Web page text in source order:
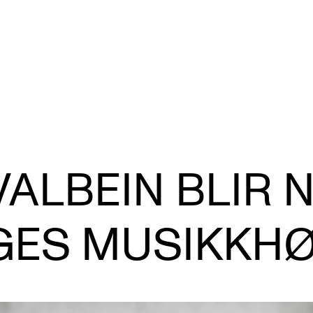
IT og digitale tjenester
Canvas
Innkjøp og økonomi
Kommunikasjon
BLIR